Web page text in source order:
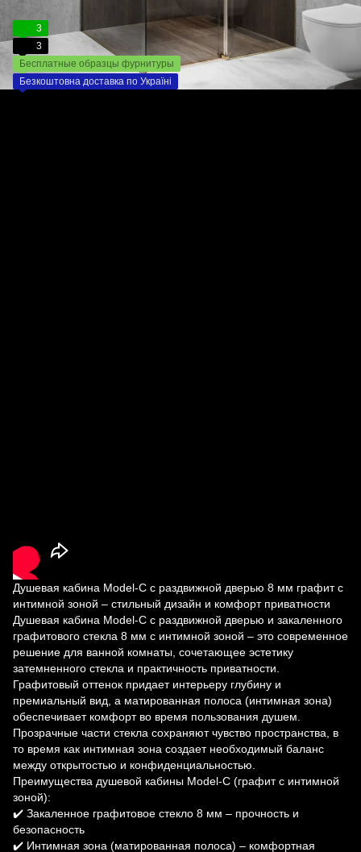
3
3
Бесплатные образцы фурнитуры
Безкоштовна доставка по Україні
Душевая кабина Model-C с раздвижной дверью 8 мм графит с
интимной зоной – стильный дизайн и комфорт приватности
Душевая кабина Model-C с раздвижной дверью и закаленного
графитового стекла 8 мм с интимной зоной – это современное
решение для ванной комнаты, сочетающее эстетику
затемненного стекла и практичность приватности.
Графитовый оттенок придает интерьеру глубину и
премиальный вид, а матированная полоса (интимная зона)
обеспечивает комфорт во время пользования душем.
Прозрачные части стекла сохраняют чувство пространства, в
то время как интимная зона создает необходимый баланс
между открытостью и конфиденциальностью.
Преимущества душевой кабины Model-C (графит с интимной
зоной):
✔️ Закаленное графитовое стекло 8 мм – прочность и
безопасность
✔️ Интимная зона (матированная полоса) – комфортная